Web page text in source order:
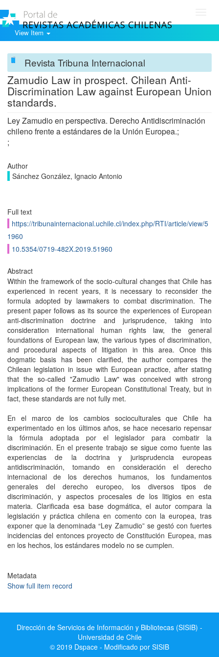
View Item
Revista Tribuna Internacional
Zamudio Law in prospect. Chilean Anti-
Discrimination Law against European Union
standards.
Ley Zamudio en perspectiva. Derecho Antidiscriminación
chileno frente a estándares de la Unión Europea.;
;
Author
Sánchez González, Ignacio Antonio
Full text
https://tribunainternacional.uchile.cl/index.php/RTI/article/view/5
1960
10.5354/0719-482X.2019.51960
Abstract
Within the framework of the socio-cultural changes that Chile has
experienced in recent years, it is necessary to reconsider the
formula adopted by lawmakers to combat discrimination. The
present paper follows as its source the experiences of European
anti-discrimination doctrine and jurisprudence, taking into
consideration international human rights law, the general
foundations of European law, the various types of discrimination,
and procedural aspects of litigation in this area. Once this
dogmatic basis has been clarified, the author compares the
Chilean legislation in issue with European practice, after stating
that the so-called "Zamudio Law" was conceived with strong
implications of the former European Constitutional Treaty, but in
fact, these standards are not fully met.
En el marco de los cambios socioculturales que Chile ha
experimentado en los últimos años, se hace necesario repensar
la fórmula adoptada por el legislador para combatir la
discriminación. En el presente trabajo se sigue como fuente las
experiencias de la doctrina y jurisprudencia europeas
antidiscriminación, tomando en consideración el derecho
internacional de los derechos humanos, los fundamentos
generales del derecho europeo, los diversos tipos de
discriminación, y aspectos procesales de los litigios en esta
materia. Clarificada esa base dogmática, el autor compara la
legislación y práctica chilena en comento con la europea, tras
exponer que la denominada “Ley Zamudio” se gestó con fuertes
incidencias del entonces proyecto de Constitución Europea, mas
en los hechos, los estándares modelo no se cumplen.
Metadata
Show full item record
Dirección de Servicios de Información y Bibliotecas (SISIB) -
Universidad de Chile
© 2019 Dspace - Modificado por SISIB